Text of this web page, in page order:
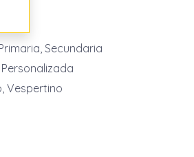
Secundaria
Vespertino